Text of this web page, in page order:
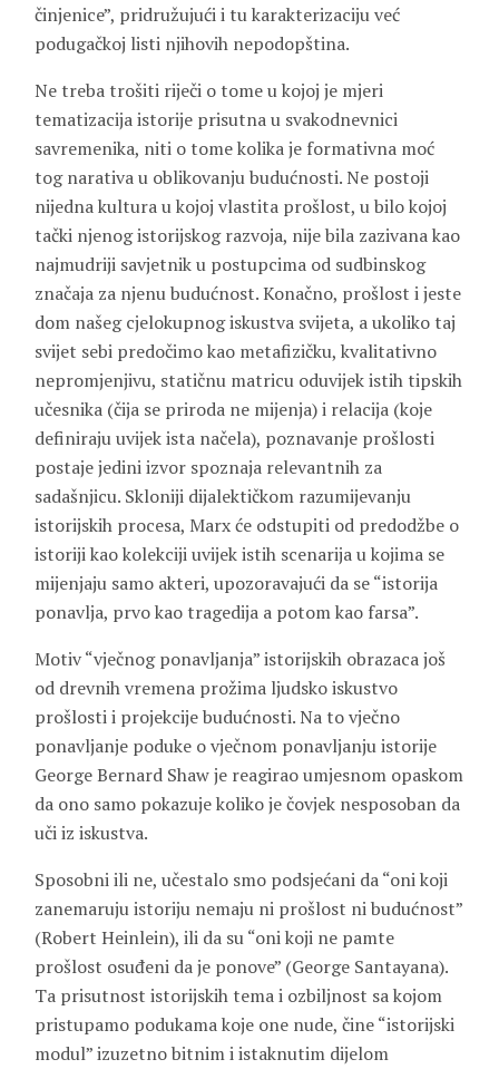
činjenice”, pridružujući i tu karakterizaciju već
podugačkoj listi njihovih nepodopština.
Ne treba trošiti riječi o tome u kojoj je mjeri
tematizacija istorije prisutna u svakodnevnici
savremenika, niti o tome kolika je formativna moć
tog narativa u oblikovanju budućnosti. Ne postoji
nijedna kultura u kojoj vlastita prošlost, u bilo kojoj
tački njenog istorijskog razvoja, nije bila zazivana kao
najmudriji savjetnik u postupcima od sudbinskog
značaja za njenu budućnost. Konačno, prošlost i jeste
dom našeg cjelokupnog iskustva svijeta, a ukoliko taj
svijet sebi predočimo kao metafizičku, kvalitativno
nepromjenjivu, statičnu matricu oduvijek istih tipskih
učesnika (čija se priroda ne mijenja) i relacija (koje
definiraju uvijek ista načela), poznavanje prošlosti
postaje jedini izvor spoznaja relevantnih za
sadašnjicu. Skloniji dijalektičkom razumijevanju
istorijskih procesa, Marx će odstupiti od predodžbe o
istoriji kao kolekciji uvijek istih scenarija u kojima se
mijenjaju samo akteri, upozoravajući da se “istorija
ponavlja, prvo kao tragedija a potom kao farsa”.
Motiv “vječnog ponavljanja” istorijskih obrazaca još
od drevnih vremena prožima ljudsko iskustvo
prošlosti i projekcije budućnosti. Na to vječno
ponavljanje poduke o vječnom ponavljanju istorije
George Bernard Shaw je reagirao umjesnom opaskom
da ono samo pokazuje koliko je čovjek nesposoban da
uči iz iskustva.
Sposobni ili ne, učestalo smo podsjećani da “oni koji
zanemaruju istoriju nemaju ni prošlost ni budućnost”
(Robert Heinlein), ili da su “oni koji ne pamte
prošlost osuđeni da je ponove” (George Santayana).
Ta prisutnost istorijskih tema i ozbiljnost sa kojom
pristupamo podukama koje one nude, čine “istorijski
modul” izuzetno bitnim i istaknutim dijelom